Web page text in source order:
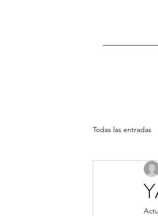
Todas las entradas